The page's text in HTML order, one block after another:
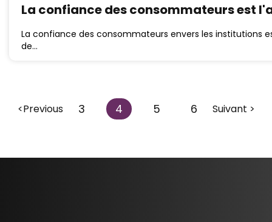
La confiance des consommateurs est
La confiance des consommateurs envers les institutions
de…
<Previous 3 4 5 6 Suivant >